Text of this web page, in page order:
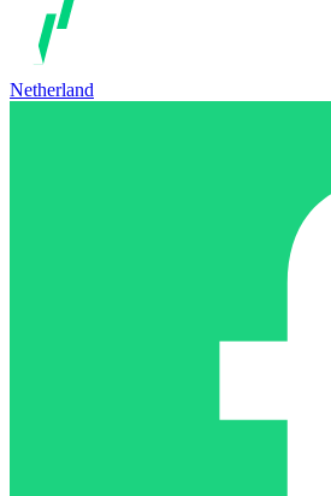
Netherland